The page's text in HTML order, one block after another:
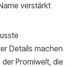
verstärkt
Details machen
Promiwelt, die